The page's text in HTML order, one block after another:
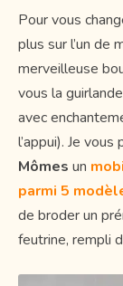
Pour vous
plus sur l’un de
merveilleuse
vous la
avec
l’appui). Je
Mômes un
parmi 5
de broder un
feutrine, rempli